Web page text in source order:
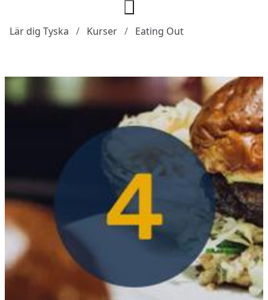
Lär dig Tyska Kurser Eating Out